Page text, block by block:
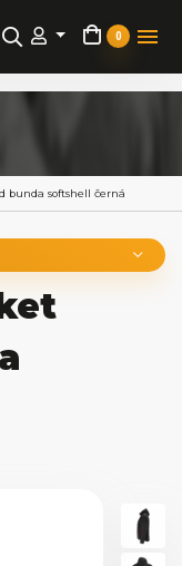
0
bunda softshell černá